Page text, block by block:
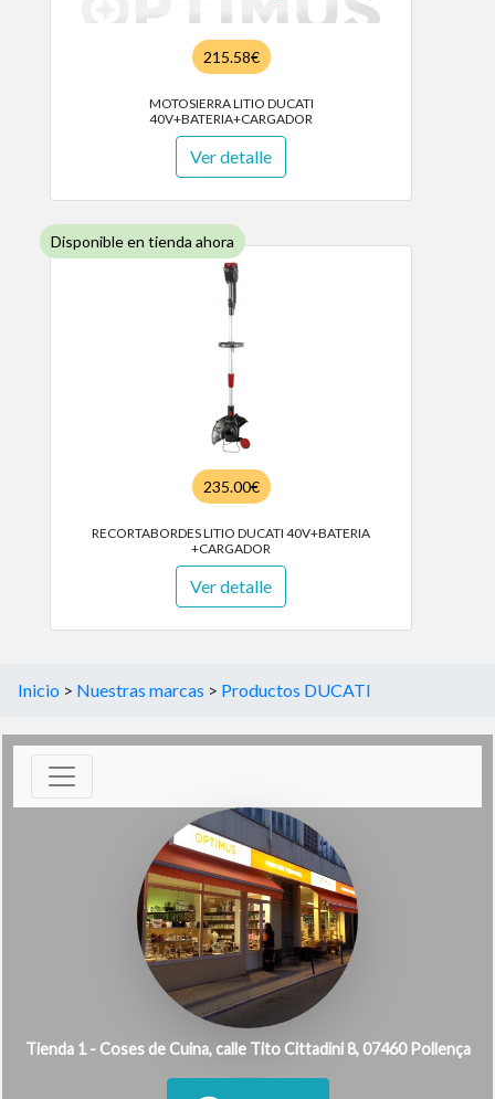
215.58€
MOTOSIERRA LITIO DUCATI
40V+BATERIA+CARGADOR
Ver detalle
Disponible en tienda ahora
235.00€
RECORTABORDES LITIO DUCATI 40V+BATERIA
+CARGADOR
Ver detalle
Inicio > Nuestras marcas > Productos DUCATI
Tienda 1 - Coses de Cuina, calle Tito Cittadini 8, 07460 Pollença